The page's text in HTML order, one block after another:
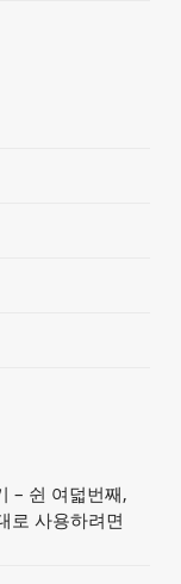
– 쉰 여덟번째,
로 사용하려면